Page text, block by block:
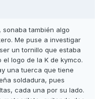
sonaba también algo
Me puse a investigar
un tornillo que estaba
logo de la K de kymco.
una tuerca que tiene
soldadura, pues
cada una por su lado.